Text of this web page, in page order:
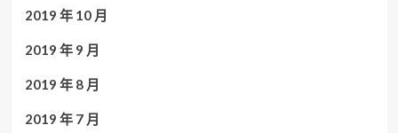
2019 年 10 月
2019 年 9 月
2019 年 8 月
2019 年 7 月